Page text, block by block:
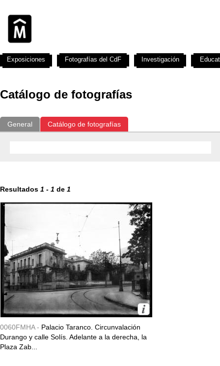
Catálogo de fotografías
General Catálogo de fotografías
Resultados 1 - 1 de 1
0060FMHA - Palacio Taranco. Circunvalación
Durango y calle Solís. Adelante a la derecha, la
Plaza Zab...
Exposiciones Fotografías del CdF Investigación